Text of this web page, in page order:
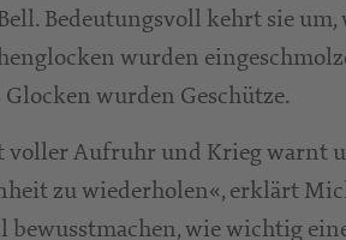
Bedeutungsvoll kehrt sie
wurden
Glocken wurden Geschütze.
voller Aufruhr und Krieg warnt
zu wiederholen«, erklärt
bewusstmachen, wie wichtig